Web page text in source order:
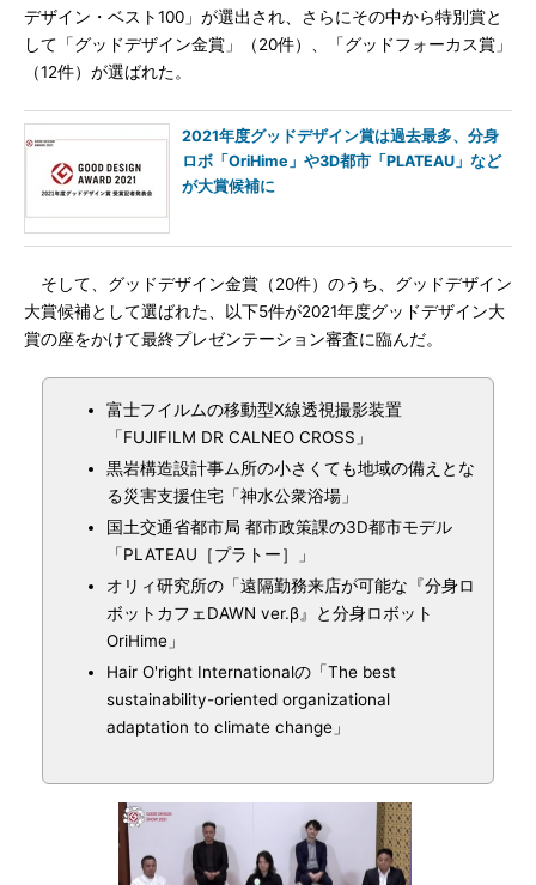
デザイン・ベスト100」が選出され、さらにその中から特別賞と
して「グッドデザイン金賞」（20件）、「グッドフォーカス賞」
（12件）が選ばれた。
2021年度グッドデザイン賞は過去最多、分身
ロボ「OriHime」や3D都市「PLATEAU」など
が大賞候補に
そして、グッドデザイン金賞（20件）のうち、グッドデザイン
大賞候補として選ばれた、以下5件が2021年度グッドデザイン大
賞の座をかけて最終プレゼンテーション審査に臨んだ。
富士フイルムの移動型X線透視撮影装置
「FUJIFILM DR CALNEO CROSS」
黒岩構造設計事ム所の小さくても地域の備えとな
る災害支援住宅「神水公衆浴場」
国土交通省都市局 都市政策課の3D都市モデル
「PLATEAU［プラトー］」
オリィ研究所の「遠隔勤務来店が可能な『分身ロ
ボットカフェDAWN ver.β』と分身ロボット
OriHime」
Hair O'right Internationalの「The best
sustainability-oriented organizational
adaptation to climate change」